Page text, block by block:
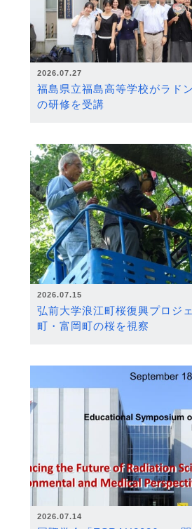
2026.07.27
福島県立福島高等学校がラド
の研修を受講
2026.07.15
弘前大学浪江町桜復興プロジ
町・富岡町の桜を視察
2026.07.14